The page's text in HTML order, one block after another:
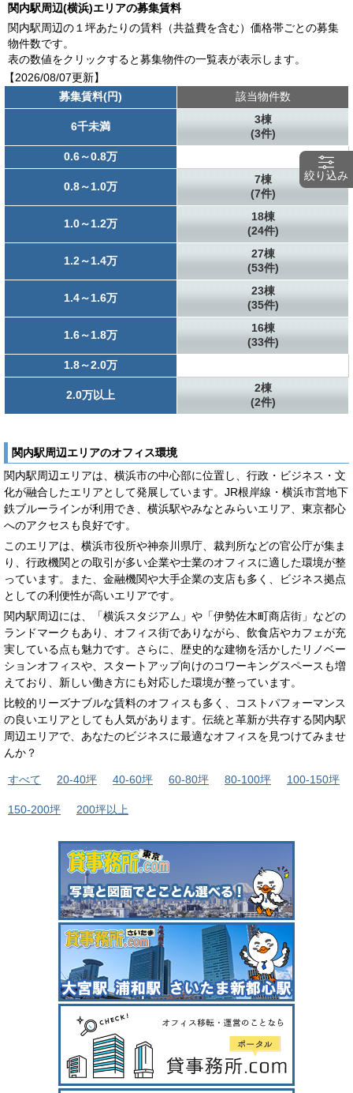
絞り込み
関内駅周辺(横浜)エリアの募集賃料
関内駅周辺の１坪あたりの賃料（共益費を含む）価格帯ごとの募集
物件数です。
表の数値をクリックすると募集物件の一覧表が表示します。
【2026/08/07更新】
募集賃料(円)
該当物件数
6千未満
3棟
(3件)
0.6～0.8万
0.8～1.0万
7棟
(7件)
1.0～1.2万
18棟
(24件)
1.2～1.4万
27棟
(53件)
1.4～1.6万
23棟
(35件)
1.6～1.8万
16棟
(33件)
1.8～2.0万
2.0万以上
2棟
(2件)
関内駅周辺エリアのオフィス環境
関内駅周辺エリアは、横浜市の中心部に位置し、行政・ビジネス・文
化が融合したエリアとして発展しています。JR根岸線・横浜市営地下
鉄ブルーラインが利用でき、横浜駅やみなとみらいエリア、東京都心
へのアクセスも良好です。
このエリアは、横浜市役所や神奈川県庁、裁判所などの官公庁が集ま
り、行政機関との取引が多い企業や士業のオフィスに適した環境が整
っています。また、金融機関や大手企業の支店も多く、ビジネス拠点
としての利便性が高いエリアです。
関内駅周辺には、「横浜スタジアム」や「伊勢佐木町商店街」などの
ランドマークもあり、オフィス街でありながら、飲食店やカフェが充
実している点も魅力です。さらに、歴史的な建物を活かしたリノベー
ションオフィスや、スタートアップ向けのコワーキングスペースも増
えており、新しい働き方にも対応した環境が整っています。
比較的リーズナブルな賃料のオフィスも多く、コストパフォーマンス
の良いエリアとしても人気があります。伝統と革新が共存する関内駅
周辺エリアで、あなたのビジネスに最適なオフィスを見つけてみませ
んか？
すべて 20-40坪 40-60坪 60-80坪 80-100坪 100-150坪
150-200坪 200坪以上